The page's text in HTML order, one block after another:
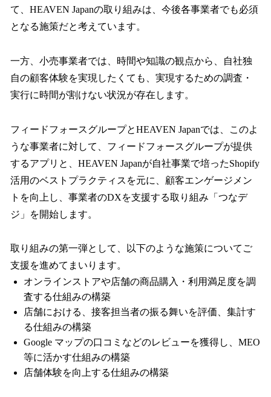
て、HEAVEN Japanの取り組みは、今後各事業者でも必須
となる施策だと考えています。
一方、小売事業者では、時間や知識の観点から、自社独
自の顧客体験を実現したくても、実現するための調査・
実行に時間が割けない状況が存在します。
フィードフォースグループとHEAVEN Japanでは、このよ
うな事業者に対して、フィードフォースグループが提供
するアプリと、HEAVEN Japanが自社事業で培ったShopify
活用のベストプラクティスを元に、顧客エンゲージメン
トを向上し、事業者のDXを支援する取り組み「つなデ
ジ」を開始します。
取り組みの第一弾として、以下のような施策についてご
支援を進めてまいります。
オンラインストアや店舗の商品購入・利用満足度を調
査する仕組みの構築
店舗における、接客担当者の振る舞いを評価、集計す
る仕組みの構築
Google マップの口コミなどのレビューを獲得し、MEO
等に活かす仕組みの構築
店舗体験を向上する仕組みの構築